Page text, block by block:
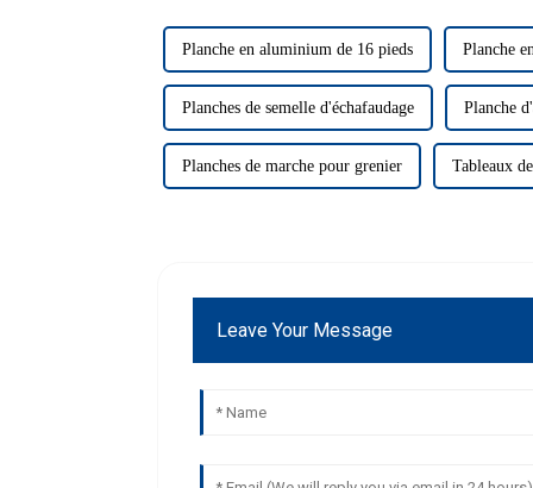
Planche en aluminium de 16 pieds Planche
Planches de semelle d'échafaudage Planche
Planches de marche pour grenier Tableaux
Leave Your Message